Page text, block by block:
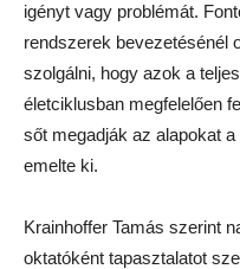
igényt vagy problémát.
rendszerek bevezetésénél
szolgálni, hogy azok a
életciklusban megfelelően
sőt megadják az alapokat
emelte ki.
Krainhoffer Tamás szerint
oktatóként tapasztalatot